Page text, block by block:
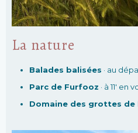
La nature
Balades balisées · au
Parc de Furfooz · à 11′ en
Domaine des grottes de